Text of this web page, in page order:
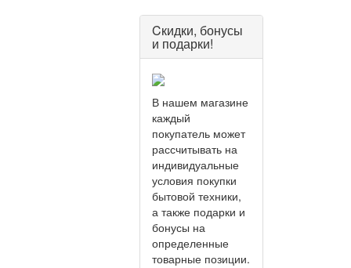
Cкидки, бонусы
и подарки!
В нашем магазине
каждый
покупатель может
рассчитывать на
индивидуальные
условия покупки
бытовой техники,
а также подарки и
бонусы на
определенные
товарные позиции.